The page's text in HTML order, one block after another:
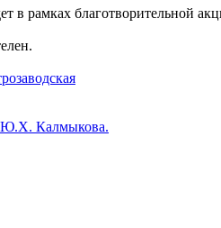
в рамках благотворительной
Ю.Х. Калмыкова.